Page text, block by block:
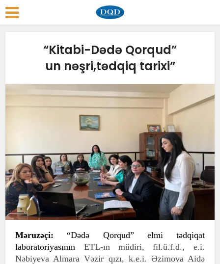
“Kitabi-Dədə Qorqud”
un nəşri,tədqiq tarixi”
Məruzəçi:“Dədə Qorqud” elmi tədqiqat
laboratoriyasının ETL-ın müdiri,fil.ü.f.d., e.i.
Nəbiyeva Almara Vəzir qızı, k.e.i. Əzimova Aidə